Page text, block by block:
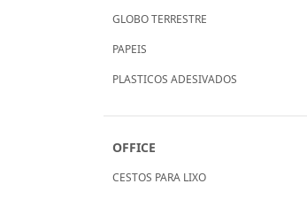
GLOBO TERRESTRE
PAPEIS
PLASTICOS ADESIVADOS
OFFICE
CESTOS PARA LIXO